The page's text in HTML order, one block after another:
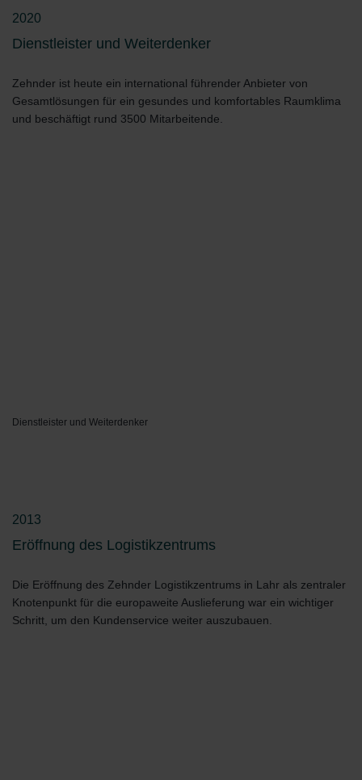
2020
Dienstleister und Weiterdenker
Zehnder ist heute ein international führender Anbieter von
Gesamtlösungen für ein gesundes und komfortables Raumklima
und beschäftigt rund 3500 Mitarbeitende.
Dienstleister und Weiterdenker
2013
Eröffnung des Logistikzentrums
Die Eröffnung des Zehnder Logistikzentrums in Lahr als zentraler
Knotenpunkt für die europaweite Auslieferung war ein wichtiger
Schritt, um den Kundenservice weiter auszubauen.